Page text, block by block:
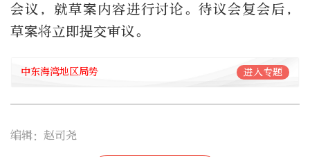
会议，就草案内容进行讨论。待议会复会后，
草案将立即提交审议。
中东海湾地区局势 进入专题
编辑：赵司尧